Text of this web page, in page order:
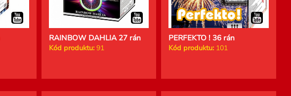
RAINBOW DAHLIA 27 rán
Kód produktu:91
PERFEKTO ! 36 rán
Kód produktu: 101